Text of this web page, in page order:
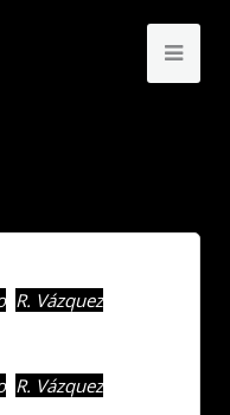
R. Vázquez
R. Vázquez